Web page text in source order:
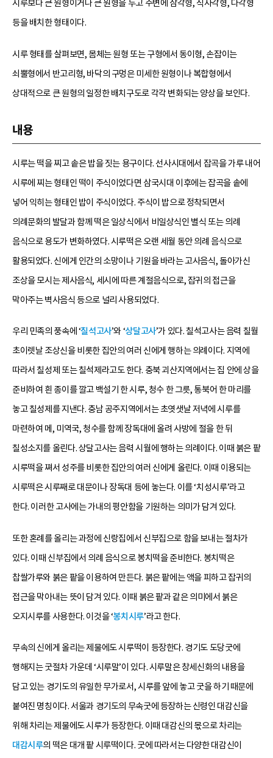
시루보다 큰 원형이거나 큰 원형을 두고 주변에 삼각형, 직사각형, 다각형
등을 배치한 형태이다.
시루 형태를 살펴보면, 몸체는 원형 또는 구형에서 동이형, 손잡이는
쇠뿔형에서 반고리형, 바닥의 구멍은 미세한 원형이나 복합형에서
상대적으로 큰 원형의 일정한 배치구도로 각각 변화되는 양상을 보인다.
내용
시루는 떡을 찌고 솥은 밥을 짓는 용구이다. 선사시대에서 잡곡을 가루 내어
시루에 찌는 형태인 떡이 주식이었다면 삼국시대 이후에는 잡곡을 솥에
넣어 익히는 형태인 밥이 주식이었다. 주식이 밥으로 정착되면서
의례문화의 발달과 함께 떡은 일상식에서 비일상식인 별식 또는 의례
음식으로 용도가 변화하였다. 시루떡은 오랜 세월 동안 의례 음식으로
활용되었다. 신에게 인간의 소망이나 기원을 바라는 고사음식, 돌아가신
조상을 모시는 제사음식, 세시에 따른 계절음식으로, 잡귀의 접근을
막아주는 벽사음식 등으로 널리 사용되었다.
우리 민족의 풍속에 ‘칠석고사’와 ‘상달고사’가 있다. 칠석고사는 음력 칠월
초이렛날 조상신을 비롯한 집안의 여러 신에게 행하는 의례이다. 지역에
따라서 칠성제 또는 칠석제라고도 한다. 충북 괴산지역에서는 집 안에 상을
준비하여 흰 종이를 깔고 백설기 한 시루, 청수 한 그릇, 통북어 한 마리를
놓고 칠성제를 지낸다. 충남 공주지역에서는 초엿샛날 저녁에 시루를
마련하여 메, 미역국, 청수를 함께 장독대에 올려 사방에 절을 한 뒤
칠성소지를 올린다. 상달고사는 음력 시월에 행하는 의례이다. 이때 붉은 팥
시루떡을 쪄서 성주를 비롯한 집안의 여러 신에게 올린다. 이때 이용되는
시루떡은 시루째로 대문이나 장독대 등에 놓는다. 이를 ‘치성시루’라고
한다. 이러한 고사에는 가내의 평안함을 기원하는 의미가 담겨 있다.
또한 혼례를 올리는 과정에 신랑집에서 신부집으로 함을 보내는 절차가
있다. 이때 신부집에서 의례 음식으로 봉치떡을 준비한다. 봉치떡은
찹쌀가루와 붉은 팥을 이용하여 만든다. 붉은 팥에는 액을 피하고 잡귀의
접근을 막아내는 뜻이 담겨 있다. 이때 붉은 팥과 같은 의미에서 붉은
오지시루를 사용한다. 이것을 ‘봉치시루’라고 한다.
무속의 신에게 올리는 제물에도 시루떡이 등장한다. 경기도 도당굿에
행해지는 굿절차 가운데 ‘시루말’이 있다. 시루말은 창세신화의 내용을
담고 있는 경기도의 유일한 무가로서, 시루를 앞에 놓고 굿을 하기 때문에
붙여진 명칭이다. 서울과 경기도의 무속굿에 등장하는 신령인 대감신을
위해 차리는 제물에도 시루가 등장한다. 이때 대감신의 몫으로 차리는
대감시루의 떡은 대개 팥 시루떡이다. 굿에 따라서는 다양한 대감신이